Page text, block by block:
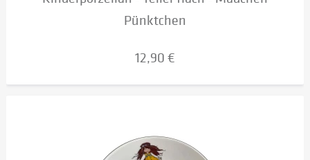
Pünktchen
12,90 €